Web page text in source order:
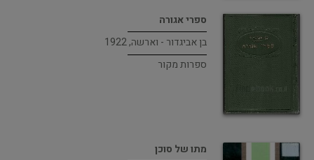
ספרי אגורה
בן אביגדור - וארשה, 1922
ספרות מקור
מתו של סוכן